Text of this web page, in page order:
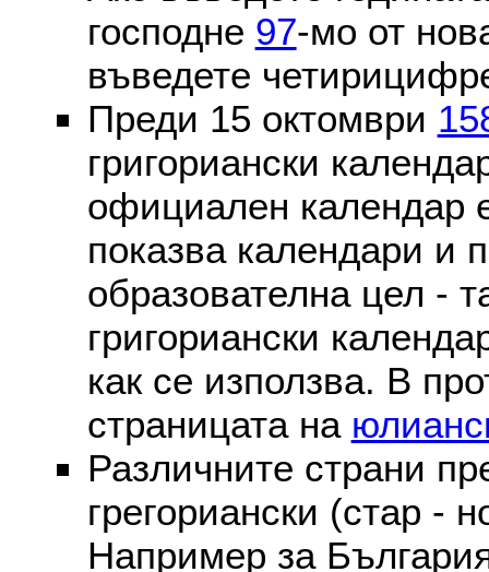
господне 97-мо от
въведете
Преди 15 октомври
григориански
официален календар
показва календари и
образователна цел -
григориански
как се използва. В
страницата на
Различните страни
грегориански (стар -
Например за